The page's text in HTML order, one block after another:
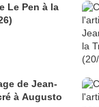
Le Pen à la
de Jean-
à Augusto